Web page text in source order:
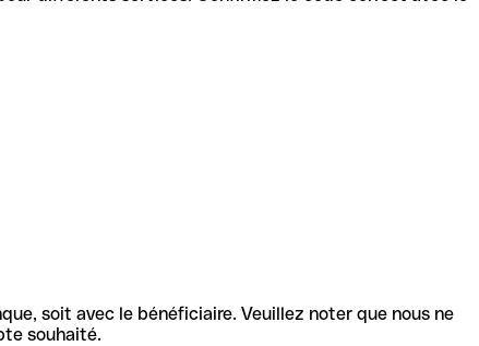
soit avec le bénéficiaire. Veuillez noter que nous ne
souhaité.